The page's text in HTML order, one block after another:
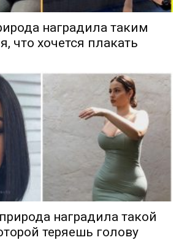
наградила таким
что хочется плакать
наградила такой
теряешь голову